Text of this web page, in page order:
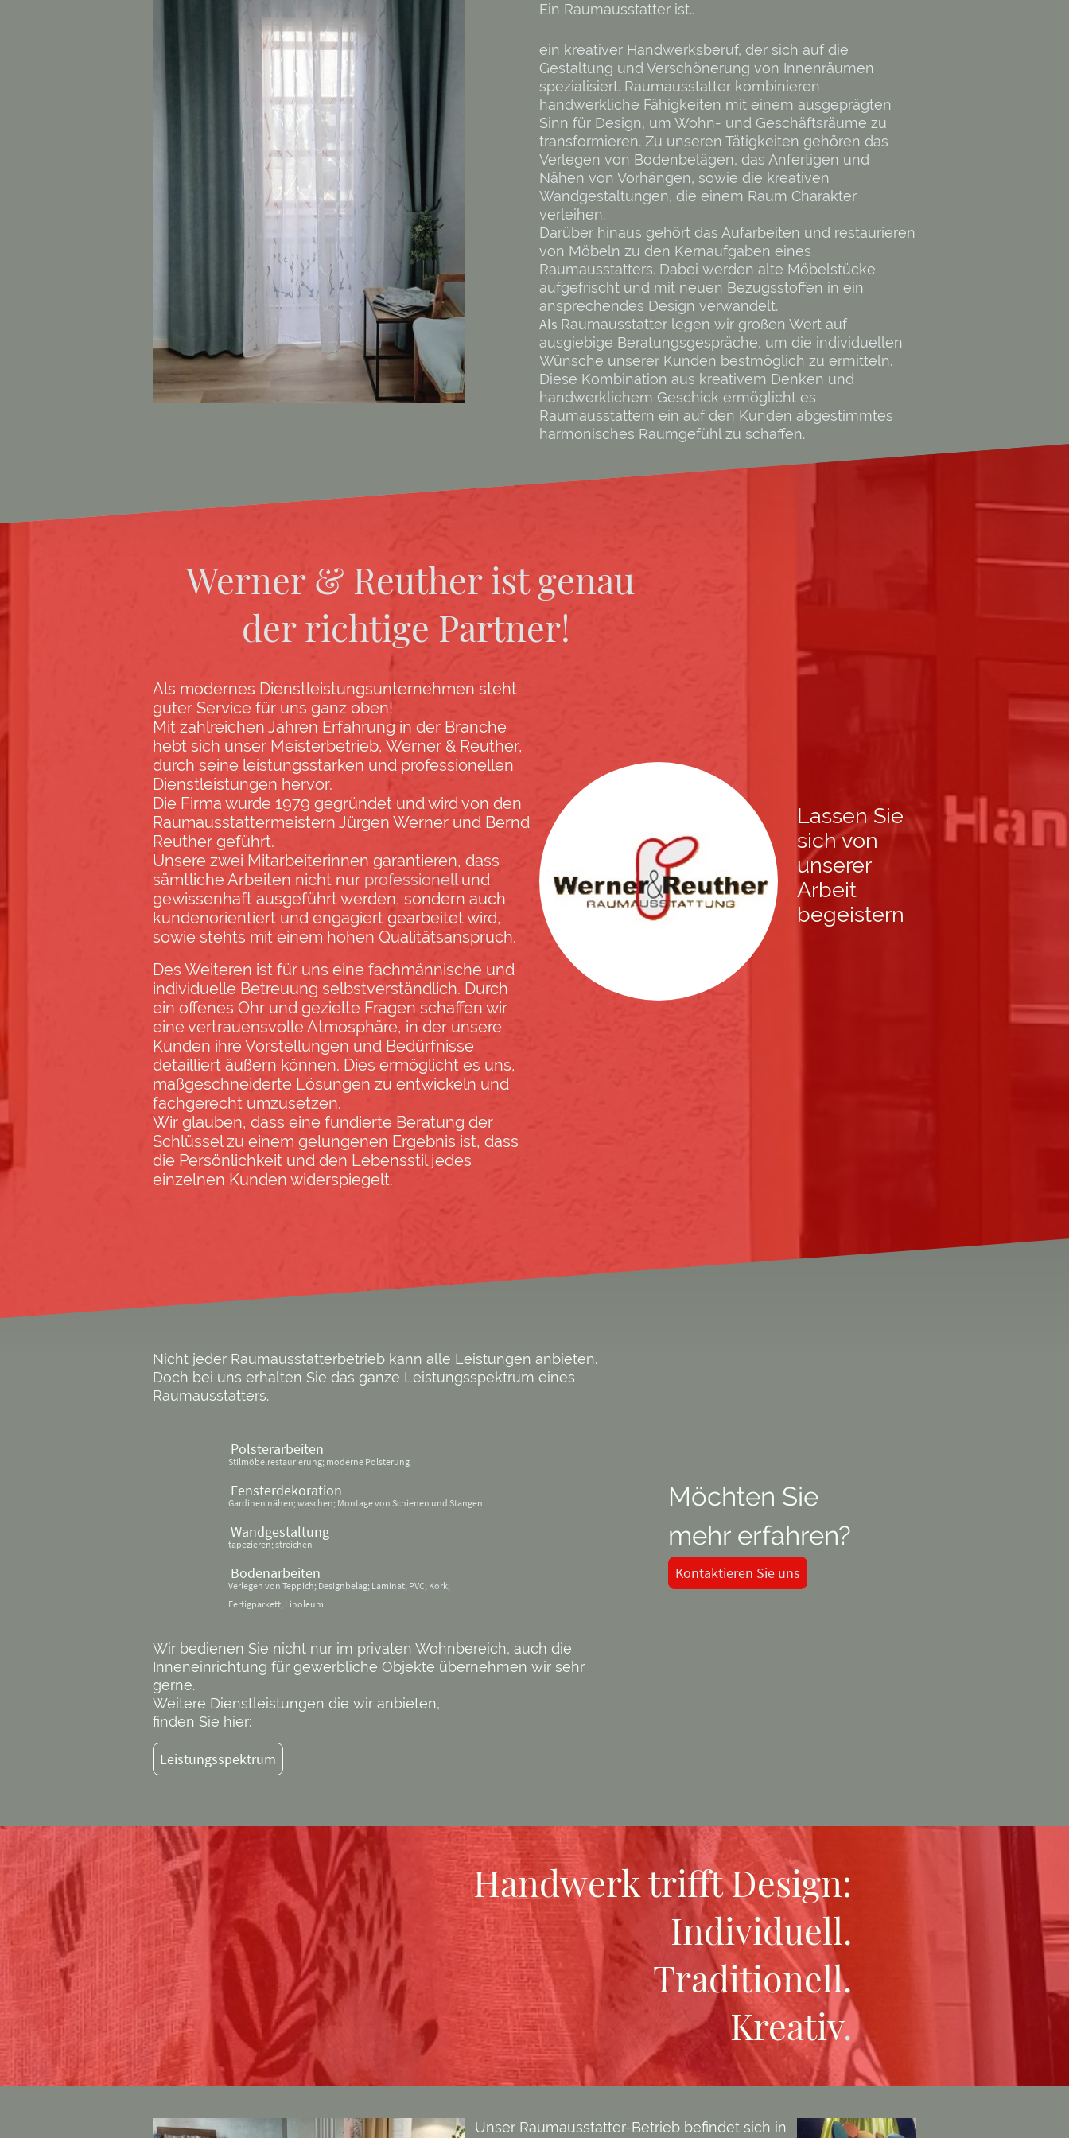
Ein Raumausstatter ist..
ein kreativer Handwerksberuf, der sich auf die
Gestaltung und Verschönerung von Innenräumen
spezialisiert. Raumausstatter kombinieren
handwerkliche Fähigkeiten mit einem ausgeprägten
Sinn für Design, um Wohn- und Geschäftsräume zu
transformieren. Zu unseren Tätigkeiten gehören das
Verlegen von Bodenbelägen, das Anfertigen und
Nähen von Vorhängen, sowie die kreativen
Wandgestaltungen, die einem Raum Charakter
verleihen.
Darüber hinaus gehört das Aufarbeiten und restaurieren
von Möbeln zu den Kernaufgaben eines
Raumausstatters. Dabei werden alte Möbelstücke
aufgefrischt und mit neuen Bezugsstoffen in ein
ansprechendes Design verwandelt.
Als Raumausstatter legen wir großen Wert auf
ausgiebige Beratungsgespräche, um die individuellen
Wünsche unserer Kunden bestmöglich zu ermitteln.
Diese Kombination aus kreativem Denken und
handwerklichem Geschick ermöglicht es
Raumausstattern ein auf den Kunden abgestimmtes
harmonisches Raumgefühl zu schaffen.
Werner & Reuther ist genau
der richtige Partner!
Als modernes Dienstleistungsunternehmen steht
guter Service für uns ganz oben!
Mit zahlreichen Jahren Erfahrung in der Branche
hebt sich unser Meisterbetrieb, Werner & Reuther,
durch seine leistungsstarken und professionellen
Dienstleistungen hervor.
Die Firma wurde 1979 gegründet und wird von den
Raumausstattermeistern Jürgen Werner und Bernd
Reuther geführt.
Unsere zwei Mitarbeiterinnen garantieren, dass
sämtliche Arbeiten nicht nur professionellund
gewissenhaft ausgeführt werden, sondern auch
kundenorientiert und engagiert gearbeitet wird,
sowie stehts mit einem hohen Qualitätsanspruch.
Des Weiteren ist für uns eine fachmännische und
individuelle Betreuung selbstverständlich. Durch
ein offenes Ohr und gezielte Fragen schaffen wir
eine vertrauensvolle Atmosphäre, in der unsere
Kunden ihre Vorstellungen und Bedürfnisse
detailliert äußern können. Dies ermöglicht es uns,
maßgeschneiderte Lösungen zu entwickeln und
fachgerecht umzusetzen.
Wir glauben, dass eine fundierte Beratung der
Schlüssel zu einem gelungenen Ergebnis ist, dass
die Persönlichkeit und den Lebensstil jedes
einzelnen Kunden widerspiegelt.
Lassen Sie
sich von
unserer
Arbeit
begeistern
Nicht jeder Raumausstatterbetrieb kann alle Leistungen anbieten.
Doch bei uns erhalten Sie das ganze Leistungsspektrum eines
Raumausstatters.
Polsterarbeiten
Stilmöbelrestaurierung; moderne Polsterung
Fensterdekoration
Gardinen nähen; waschen; Montage von Schienen und Stangen
Wandgestaltung
tapezieren; streichen
Bodenarbeiten
Verlegen von Teppich; Designbelag; Laminat; PVC; Kork;
Fertigparkett; Linoleum
Wir bedienen Sie nicht nur im privaten Wohnbereich, auch die
Inneneinrichtung für gewerbliche Objekte übernehmen wir sehr
gerne.
Weitere Dienstleistungen die wir anbieten,
finden Sie hier:
Leistungsspektrum
Möchten Sie
mehr erfahren?
Kontaktieren Sie uns
HandwerktrifftDesign:
Individuell.
Traditionell.
Kreativ.
Unser Raumausstatter-Betrieb befindet sich in